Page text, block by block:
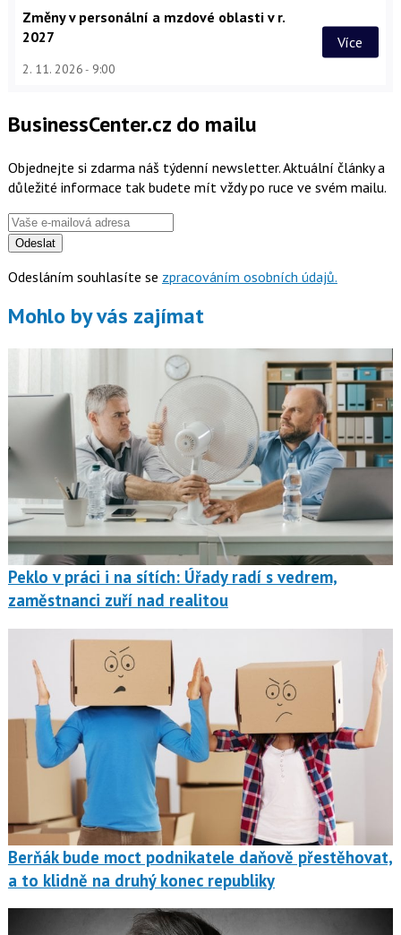
Změny v personální a mzdové oblasti v r.
2027
2. 11. 2026 9:00
Více
BusinessCenter.cz do mailu
Objednejte si zdarma náš týdenní newsletter. Aktuální články a
důležité informace tak budete mít vždy po ruce ve svém mailu.
Odeslat
Odesláním souhlasíte se zpracováním osobních údajů.
Mohlo by vás zajímat
Peklo v práci i na sítích: Úřady radí s vedrem,
zaměstnanci zuří nad realitou
Berňák bude moct podnikatele daňově přestěhovat,
a to klidně na druhý konec republiky